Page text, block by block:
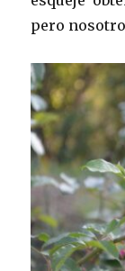
pero